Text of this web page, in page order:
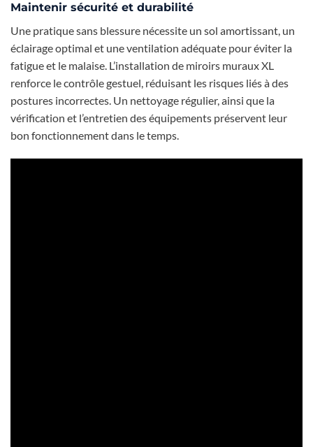
Maintenir sécurité et durabilité
Une pratique sans blessure nécessite un sol amortissant, un
éclairage optimal et une ventilation adéquate pour éviter la
fatigue et le malaise. L’installation de miroirs muraux XL
renforce le contrôle gestuel, réduisant les risques liés à des
postures incorrectes. Un nettoyage régulier, ainsi que la
vérification et l’entretien des équipements préservent leur
bon fonctionnement dans le temps.